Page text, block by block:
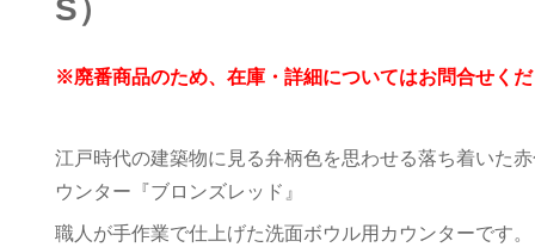
S）
※廃番商品のため、在庫・詳細についてはお問合せく
江戸時代の建築物に見る弁柄色を思わせる落ち着いた
ウンター『ブロンズレッド』
職人が手作業で仕上げた洗面ボウル用カウンターです。